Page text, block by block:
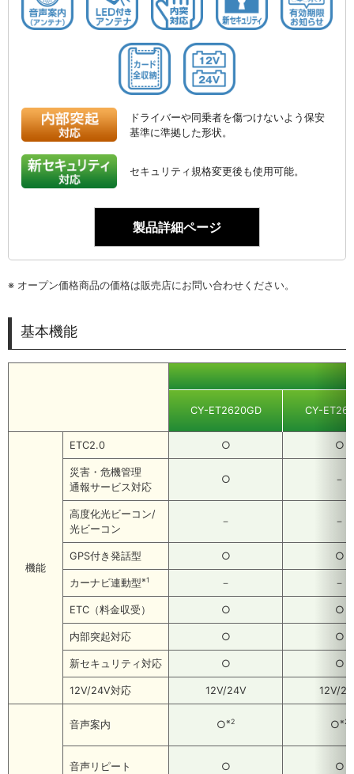
ドライバーや同乗者を傷つけないよう保安
基準に準拠した形状。
セキュリティ規格変更後も使用可能。
製品詳細ページ
※ オープン価格商品の価格は販売店にお問い合わせください。
基本機能
CY-ET2620GD CY-
機能
ETC2.0 ○ ○
災害・危機管理
通報サービス対応
○ －
高度化光ビーコン/
光ビーコン
－ －
GPS付き発話型 ○ ○
カーナビ連動型※1 － －
ETC（料金収受） ○ ○
内部突起対応 ○ ○
新セキュリティ対応 ○ ○
12V/24V対応 12V/24V 12V/
音声案内 ○※2 ○※2
音声リピート ○ ○